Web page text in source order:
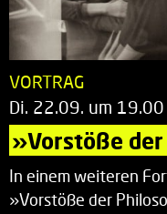
VORTRAG
Di. 22.09. um
»Vorstöße
In einem weiteren
»Vorstöße der